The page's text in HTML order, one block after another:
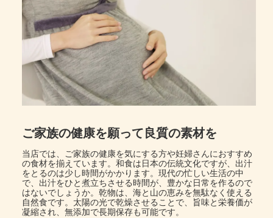
ご家族の健康を願って良質の素材を
当店では、ご家族の健康を気にする方や妊婦さんにおすすめ
の食材を揃えています。和食は日本の伝統文化ですが、出汁
をとるのは少し時間がかかります。現代の忙しい生活の中
で、出汁をひと煮立ちさせる時間が、豊かな日常を作るので
はないでしょうか。乾物は、海と山の恵みを無駄なく使える
自然食です。太陽の光で乾燥させることで、旨味と栄養価が
凝縮され、無添加で長期保存も可能です。